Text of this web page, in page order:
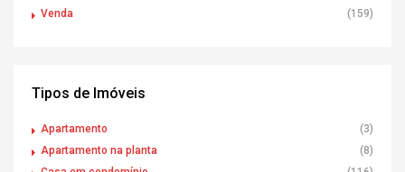
Venda
(159)
Tipos de Imóveis
Apartamento
(3)
Apartamento na planta
(8)